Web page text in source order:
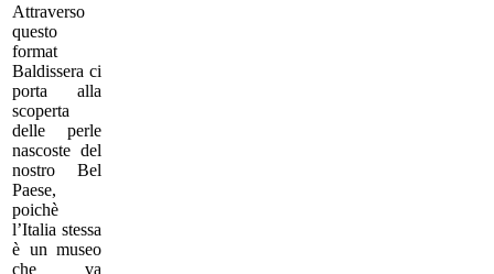
Attraverso
questo
format
Baldissera ci
porta alla
scoperta
delle perle
nascoste del
nostro Bel
Paese,
poichè
l’Italia stessa
è un museo
che va